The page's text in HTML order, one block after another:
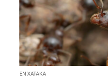
EN XATAKA